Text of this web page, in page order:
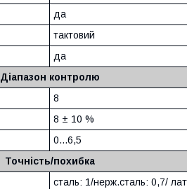
да
тактовий
да
Діапазон контролю
8
8 ± 10 %
0...6,5
Точність/похибка
сталь: 1/нерж.сталь: 0,7/